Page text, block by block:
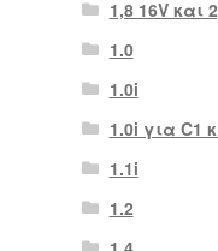
1,8 16V και
1.0
1.0i
1.0i για C1
1.1i
1.2